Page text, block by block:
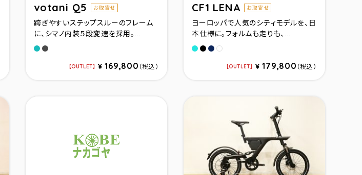
votani Q5 お取寄せ
跨ぎやすいステップスルーのフレーム
に、シマノ内装５段変速を採用。...
ライトブルーメタリック
メタリックグレー
OUTLET ¥169,800 （税込）
CF1 LENA お取寄せ
ヨーロッパで人気のシティモデルを、日
本仕様に。フォルムも走りも、...
タ－コイズブル－
マットブラック
マットネイビ－
ホワイト
OUTLET ¥179,800 （税込）